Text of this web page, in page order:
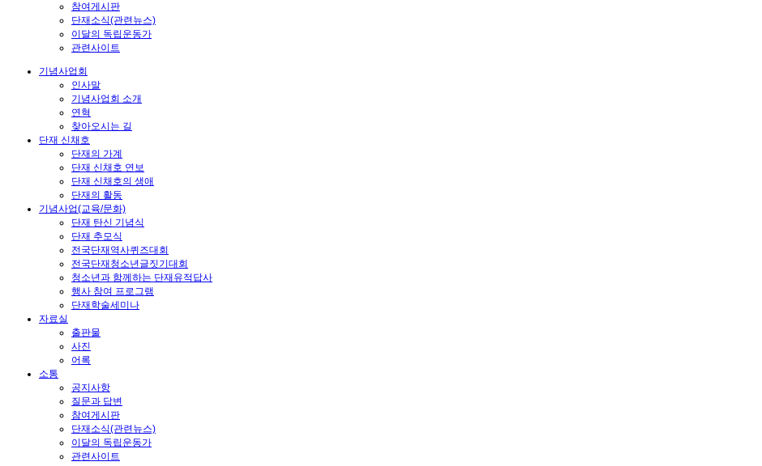
참여게시판
단재소식(관련뉴스)
이달의 독립운동가
관련사이트
기념사업회
인사말
기념사업회 소개
연혁
찾아오시는 길
단재 신채호
단재의 가계
단재 신채호 연보
단재 신채호의 생애
단재의 활동
기념사업(교육/문화)
단재 탄신 기념식
단재 추모식
전국단재역사퀴즈대회
전국단재청소년글짓기대회
청소년과 함께하는 단재유적답사
행사 참여 프로그램
단재학술세미나
자료실
출판물
사진
어록
소통
공지사항
질문과 답변
참여게시판
단재소식(관련뉴스)
이달의 독립운동가
관련사이트